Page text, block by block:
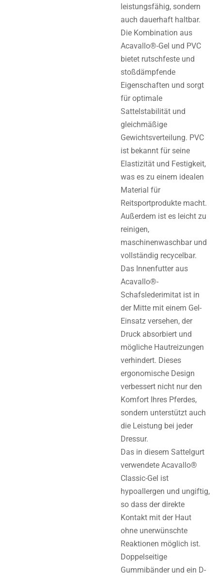
leistungsfähig, sondern
auch dauerhaft haltbar.
Die Kombination aus
Acavallo®-Gel und PVC
bietet rutschfeste und
stoßdämpfende
Eigenschaften und sorgt
für optimale
Sattelstabilität und
gleichmäßige
Gewichtsverteilung. PVC
ist bekannt für seine
Elastizität und Festigkeit,
was es zu einem idealen
Material für
Reitsportprodukte macht.
Außerdem ist es leicht zu
reinigen,
maschinenwaschbar und
vollständig recycelbar.
Das Innenfutter aus
Acavallo®-
Schafslederimitat ist in
der Mitte mit einem Gel-
Einsatz versehen, der
Druck absorbiert und
mögliche Hautreizungen
verhindert. Dieses
ergonomische Design
verbessert nicht nur den
Komfort Ihres Pferdes,
sondern unterstützt auch
die Leistung bei jeder
Dressur.
Das in diesem Sattelgurt
verwendete Acavallo®
Classic-Gel ist
hypoallergen und ungiftig,
so dass der direkte
Kontakt mit der Haut
ohne unerwünschte
Reaktionen möglich ist.
Doppelseitige
Gummibänder und ein D-